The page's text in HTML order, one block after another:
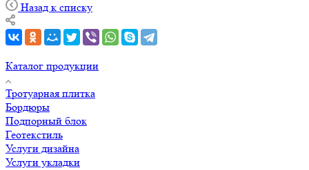
Назад к списку
Каталог продукции
Тротуарная плитка
Бордюры
Подпорный блок
Геотекстиль
Услуги дизайна
Услуги укладки